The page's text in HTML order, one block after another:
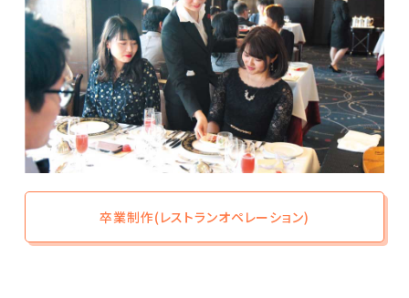
卒業制作(レストランオペレーション)